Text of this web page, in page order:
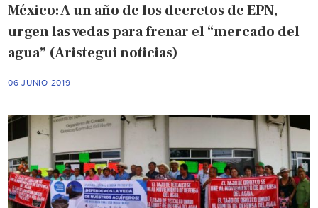
México: A un año de los decretos de EPN,
urgen las vedas para frenar el “mercado del
agua” (Aristegui noticias)
06 JUNIO 2019